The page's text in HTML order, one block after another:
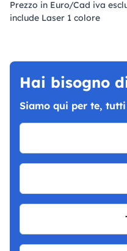
Prezzo in Euro/Cad iva
include Laser 1 colore
Hai bisogno
Siamo qui per te,